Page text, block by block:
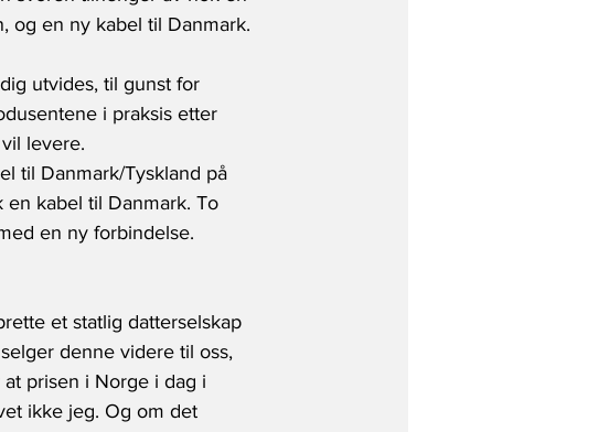
og en ny kabel til Danmark.
utvides, til gunst for
i praksis etter
levere.
til Danmark/Tyskland på
kabel til Danmark. To
en ny forbindelse.
et statlig datterselskap
denne videre til oss,
prisen i Norge i dag i
ikke jeg. Og om det